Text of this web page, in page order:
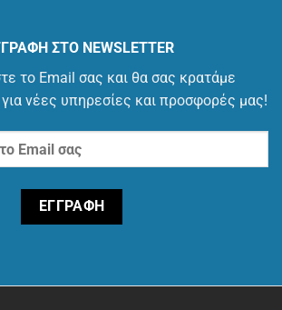
ΣΤΟ NEWSLETTER
το Email σας και θα σας κρατάμε
νέες υπηρεσίες και προσφορές μας!